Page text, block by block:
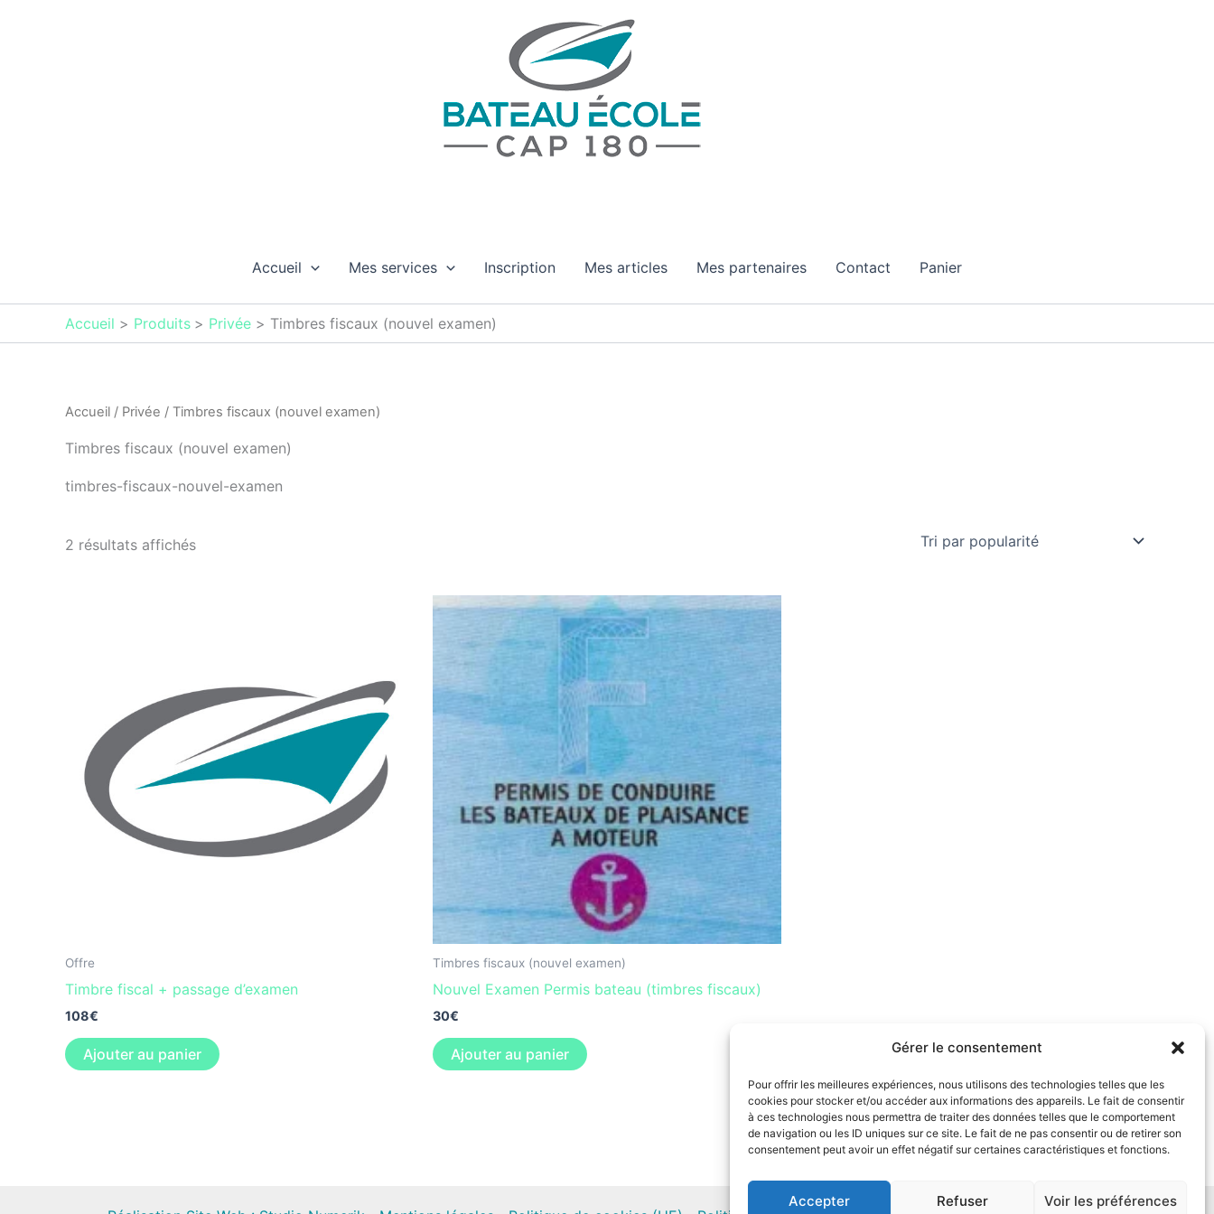
Gérer le consentement
Pour offrir les meilleures expériences, nous utilisons des technologies telles que les
cookies pour stocker et/ou accéder aux informations des appareils. Le fait de consentir
à ces technologies nous permettra de traiter des données telles que le comportement
de navigation ou les ID uniques sur ce site. Le fait de ne pas consentir ou de retirer son
consentement peut avoir un effet négatif sur certaines caractéristiques et fonctions.
Accepter Refuser Voir les préférences
Accueil Mes services Inscription Mes articles Mes partenaires Contact Panier
Accueil Produits Privée Timbres fiscaux (nouvel examen)
Accueil / Privée / Timbres fiscaux (nouvel examen)
Timbres fiscaux (nouvel examen)
timbres-fiscaux-nouvel-examen
2 résultats affichés
Offre
Timbre fiscal + passage d’examen
108€
Ajouter au panier
Timbres fiscaux (nouvel examen)
Nouvel Examen Permis bateau (timbres fiscaux)
30€
Ajouter au panier